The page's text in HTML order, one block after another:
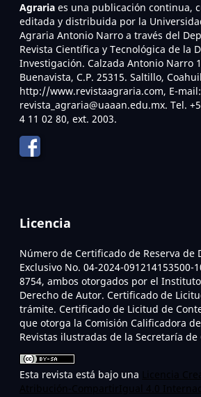
Agraria es una publicación continua,
editada y distribuida por la
Agraria Antonio Narro a través del
Revista Científica y Tecnológica de la
Investigación. Calzada Antonio Narro
Buenavista, C.P. 25315. Saltillo,
http://www.revistaagraria.com, E-mail:
revista_agraria@uaaan.edu.mx. Tel.
4 11 02 80, ext. 2003.
Licencia
Número de Certificado de Reserva de
Exclusivo No. 04-2024-091214153500-
8754, ambos otorgados por el
Derecho de Autor. Certificado de
trámite. Certificado de Licitud de
que otorga la Comisión Calificadora
Revistas ilustradas de la Secretaría de
Esta revista está bajo una